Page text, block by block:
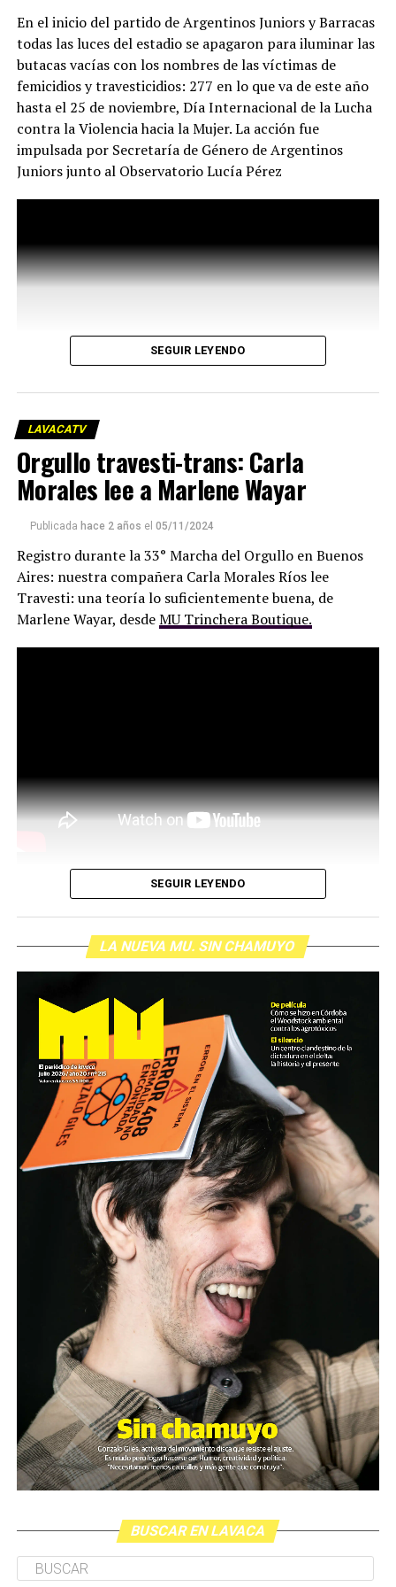
desde el gobierno. La mayor zozobra de la gestión
Milei / Bullrich no parece provenir de los jubilados
ni de la crisis social, sino de la presencia de un
periodismo que simplemente intenta hacer su
trabajo y ejercer la libertad de expresión. El video
completo.
El video muestra las imágenes y explica de qué modo
Grillo, a quien le apuntaron para dispararle un cartucho
metálico de gas lacrimógeno de unos 20 centímetros de
detención de dos niños que salían de la escuela, o la
agresión a la jubilada Beatriz Blanco (87 años) que
Todo esto se produce en medio de una desertificación de
la actividad periodística, con medios y cuentapropistas
que han hecho del callar y mentir un oficio altamente
remunerativo, y con grandes empresas que han
metamorfoseado la idea de comunicación para
convertirse en sedes de operaciones políticas y negocios
turbios.
Cartucho como el que de dispararon a Pablo Grillo en la
manifestación del miércoles pasado.
El video fue presentado este lunes en la sede de ARGRA
(Asociación de Reporteros Gráficos de la Argentina)
junto al SiPreBa (Sindicato de Prensa de Buenos Aires).
Paralelamente, y según lo que estila el gobierno, la
ministra Bullrich presentó en la Casa Rosada una noticia
distractiva; el anuncio sobre un supuesto proyecto de
ley contra los barras brava del fútbol (más allá de la
generalizada desmentida sobre la presencia de barras en
Durante la conferencia en ARGRA Paula Litvachky, del
CELS, planteó que otras tres personas también habían
sido apuntadas a la cabeza por armas policiales pese a
En el inicio del partido de Argentinos Juniors y Barracas
todas las luces del estadio se apagaron para iluminar las
butacas vacías con los nombres de las víctimas de
femicidios y travesticidios: 277 en lo que va de este año
hasta el 25 de noviembre, Día Internacional de la Lucha
contra la Violencia hacia la Mujer. La acción fue
impulsada por Secretaría de Género de Argentinos
Juniors junto al Observatorio Lucía Pérez
SEGUIR LEYENDO
LAVACATV
Orgullo travesti-trans: Carla
Morales lee a Marlene Wayar
Publicada hace 2 años el 05/11/2024
Registro durante la 33° Marcha del Orgullo en Buenos
Aires: nuestra compañera Carla Morales Ríos lee
Travesti: una teoría lo suficientemente buena, de
Marlene Wayar, desdeMU Trinchera Boutique.
SEGUIR LEYENDO
LA NUEVA MU. SIN CHAMUYO
BUSCAR EN LAVACA